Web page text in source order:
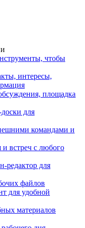
чтобы
интересы,
площадка
для
командами и
встреч с любого
редактор для
файлов
для удобной
материалов